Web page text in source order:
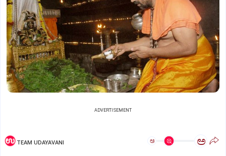
ADVERTISEMENT
TEAM UDAYAVANI ಅ ಅ